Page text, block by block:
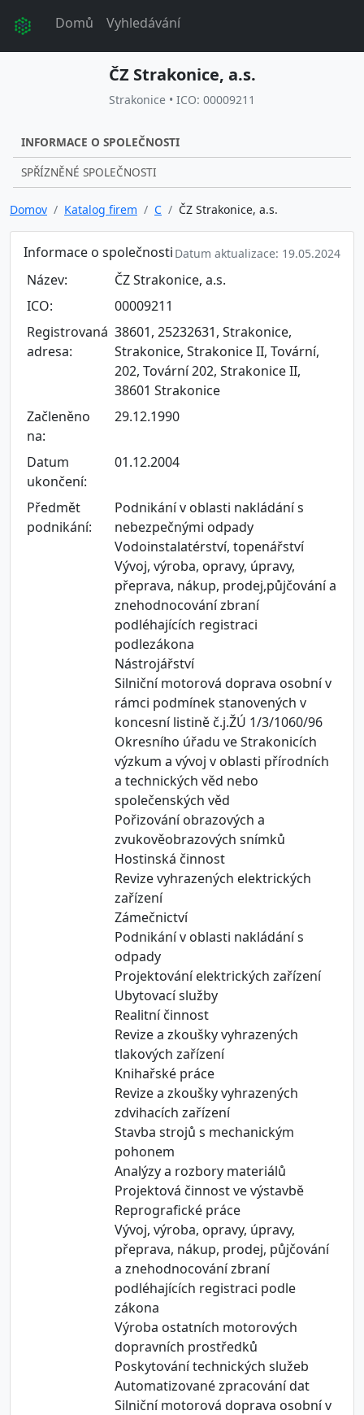
Domů Vyhledávání
ČZ Strakonice, a.s.
Strakonice • ICO: 00009211
INFORMACE O SPOLEČNOSTI
SPŘÍZNĚNÉ SPOLEČNOSTI
Domov Katalog firem C ČZ Strakonice, a.s.
Informace o společnosti Datum aktualizace: 19.05.2024
Název:
ČZ Strakonice, a.s.
ICO:
00009211
Registrovaná
adresa:
38601, 25232631, Strakonice,
Strakonice, Strakonice II, Tovární,
202, Tovární 202, Strakonice II,
38601 Strakonice
Začleněno
na:
29.12.1990
Datum
ukončení:
01.12.2004
Předmět
podnikání:
Podnikání v oblasti nakládání s
nebezpečnými odpady
Vodoinstalatérství, topenářství
Vývoj, výroba, opravy, úpravy,
přeprava, nákup, prodej,půjčování a
znehodnocování zbraní
podléhajících registraci
podlezákona
Nástrojářství
Silniční motorová doprava osobní v
rámci podmínek stanovených v
koncesní listině č.j.ŽÚ 1/3/1060/96
Okresního úřadu ve Strakonicích
výzkum a vývoj v oblasti přírodních
a technických věd nebo
společenských věd
Pořizování obrazových a
zvukověobrazových snímků
Hostinská činnost
Revize vyhrazených elektrických
zařízení
Zámečnictví
Podnikání v oblasti nakládání s
odpady
Projektování elektrických zařízení
Ubytovací služby
Realitní činnost
Revize a zkoušky vyhrazených
tlakových zařízení
Knihařské práce
Revize a zkoušky vyhrazených
zdvihacích zařízení
Stavba strojů s mechanickým
pohonem
Analýzy a rozbory materiálů
Projektová činnost ve výstavbě
Reprografické práce
Vývoj, výroba, opravy, úpravy,
přeprava, nákup, prodej, půjčování
a znehodnocování zbraní
podléhajících registraci podle
zákona
Výroba ostatních motorových
dopravních prostředků
Poskytování technických služeb
Automatizované zpracování dat
Silniční motorová doprava osobní v